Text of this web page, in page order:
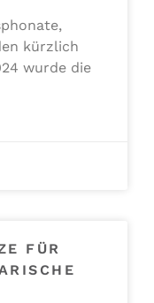
kürzlich
wurde die
FÜR